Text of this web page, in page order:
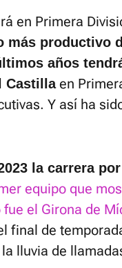
en Primera
más productivo
años
Castillaen
Y así ha
la carrera
equipo que
el Girona de
final de
lluvia de